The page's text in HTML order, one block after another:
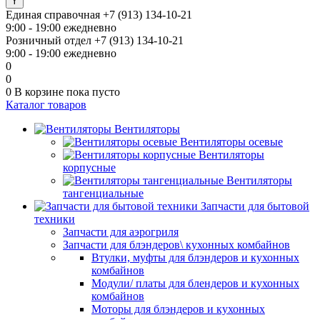
Единая справочная +7 (913) 134-10-21
9:00 - 19:00 ежедневно
Розничный отдел +7 (913) 134-10-21
9:00 - 19:00 ежедневно
0
0
0 В корзине пока пусто
Каталог товаров
Вентиляторы
Вентиляторы осевые
Вентиляторы
корпусные
Вентиляторы
тангенциальные
Запчасти для бытовой
техники
Запчасти для аэрогриля
Запчасти для блэндеров\ кухонных комбайнов
Втулки, муфты для блэндеров и кухонных
комбайнов
Модули/ платы для блендеров и кухонных
комбайнов
Моторы для блэндеров и кухонных